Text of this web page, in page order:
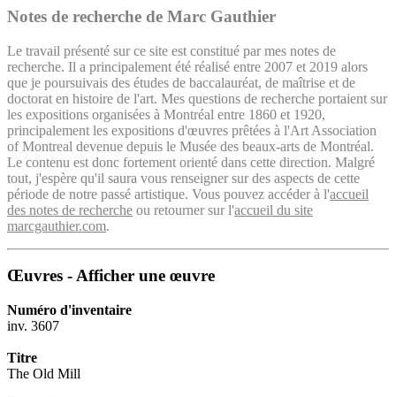
Notes de recherche de Marc Gauthier
Le travail présenté sur ce site est constitué par mes notes de
recherche. Il a principalement été réalisé entre 2007 et 2019 alors
que je poursuivais des études de baccalauréat, de maîtrise et de
doctorat en histoire de l'art. Mes questions de recherche portaient sur
les expositions organisées à Montréal entre 1860 et 1920,
principalement les expositions d'œuvres prêtées à l'Art Association
of Montreal devenue depuis le Musée des beaux-arts de Montréal.
Le contenu est donc fortement orienté dans cette direction. Malgré
tout, j'espère qu'il saura vous renseigner sur des aspects de cette
période de notre passé artistique. Vous pouvez accéder à l'accueil
des notes de recherche ou retourner sur l'accueil du site
marcgauthier.com.
Œuvres - Afficher une œuvre
Numéro d'inventaire
inv. 3607
Titre
The Old Mill